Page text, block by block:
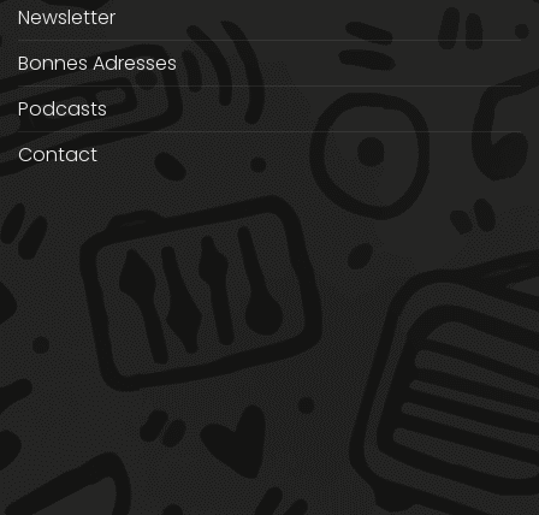
Newsletter
Bonnes Adresses
Podcasts
Contact